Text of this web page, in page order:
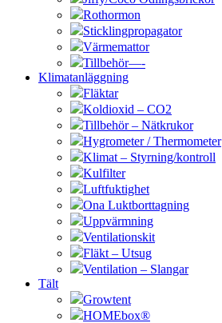
Rothormon
Sticklingpropagator
Värmemattor
Tillbehör—-
Klimatanläggning
Fläktar
Koldioxid – CO2
Tillbehör – Nätkrukor
Hygrometer / Thermometer
Klimat – Styrning/kontroll
Kulfilter
Luftfuktighet
Ona Luktborttagning
Uppvärmning
Ventilationskit
Fläkt – Utsug
Ventilation – Slangar
Tält
Growtent
HOMEbox®